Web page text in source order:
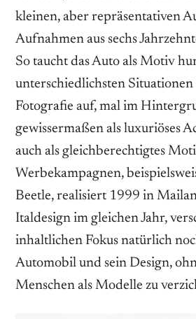
kleinen, aber repräsentativen
Aufnahmen aus sechs
So taucht das Auto als Motiv
unterschiedlichsten Situationen
Fotografie auf, mal im
gewissermaßen als luxuriöses
auch als gleichberechtigtes
Werbekampagnen,
Beetle, realisiert 1999 in
Italdesign im gleichen Jahr,
inhaltlichen Fokus natürlich
Automobil und sein Design,
Menschen als Modelle zu